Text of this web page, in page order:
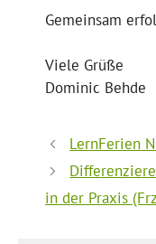
Gemeinsam
Viele Grüße
Dominic Behde
LernFerien
in der Praxis